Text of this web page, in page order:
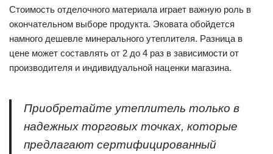
Стоимость отделочного материала играет важную роль в
окончательном выборе продукта. Эковата обойдется
намного дешевле минерального утеплителя. Разница в
цене может составлять от 2 до 4 раз в зависимости от
производителя и индивидуальной наценки магазина.
Приобретайте утеплитель только в
надежных торговых точках, которые
предлагают сертифицированный